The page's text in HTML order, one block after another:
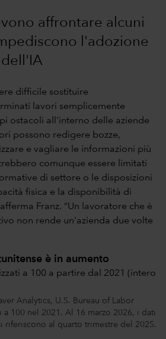
affrontare alcuni
l'adozione
dell'IA
difficile sostituire
lavori semplicemente
ostacoli all'interno delle aziende
possono redigere bozze,
e vagliare le informazioni più
comunque essere limitati
di settore o le disposizioni
fisica e la disponibilità di
Franz. “Un lavoratore che è
non rende un'azienda due volte
è in aumento
a 100 a partire dal 2021 (intero
Analytics, U.S. Bureau of Labor
a 100 nel 2021. Al 16 marzo 2026, i dati
al quarto trimestre del 2025.